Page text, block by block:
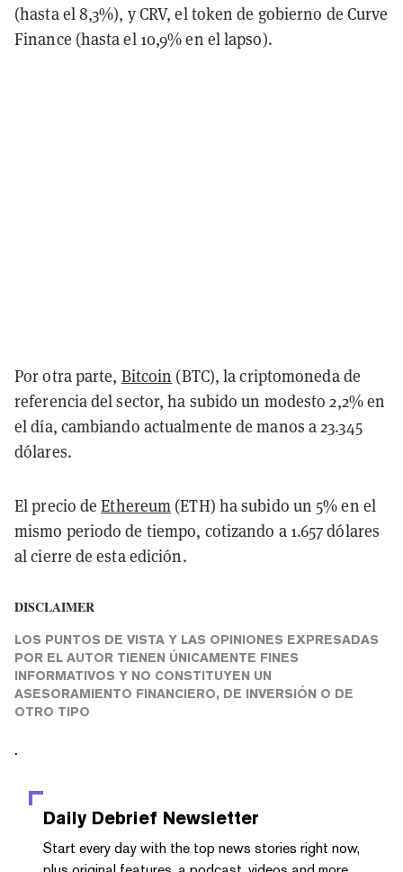
(hasta el 8,3%), y CRV, el token de gobierno de Curve
Finance (hasta el 10,9% en el lapso).
Por otra parte, Bitcoin (BTC), la criptomoneda de
referencia del sector, ha subido un modesto 2,2% en
el día, cambiando actualmente de manos a 23.345
dólares.
El precio deEthereum (ETH) ha subido un 5% en el
mismo periodo de tiempo, cotizando a 1.657 dólares
al cierre de esta edición.
DISCLAIMER
LOS PUNTOS DE VISTA Y LAS OPINIONES EXPRESADAS
POR EL AUTOR TIENEN ÚNICAMENTE FINES
INFORMATIVOS Y NO CONSTITUYEN UN
ASESORAMIENTO FINANCIERO, DE INVERSIÓN O DE
OTRO TIPO
.
Daily Debrief Newsletter
Start every day with the top news stories right now,